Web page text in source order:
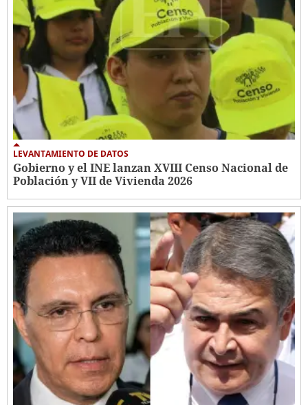
LEVANTAMIENTO DE DATOS
Gobierno y el INE lanzan XVIII Censo Nacional de
Población y VII de Vivienda 2026